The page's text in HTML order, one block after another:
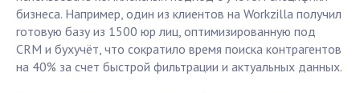
бизнеса. Например, один из клиентов на Workzilla получил
готовую базу из 1500 юр лиц, оптимизированную под
CRM и бухучёт, что сократило время поиска контрагентов
на 40% за счет быстрой фильтрации и актуальных данных.